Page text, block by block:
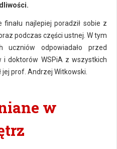
najlepiej poradził sobie z
podczas części ustnej. W tym
uczniów odpowiadało przed
i doktorów WSPiA z wszystkich
prof. Andrzej Witkowski.
w